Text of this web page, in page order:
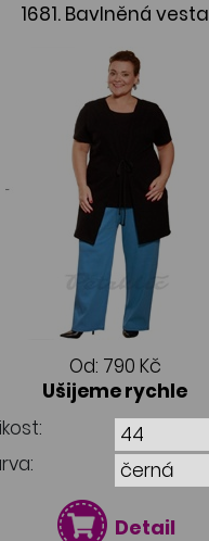
1681. Bavlněná vesta
Od: 790 Kč
Ušijeme rychle
Detail